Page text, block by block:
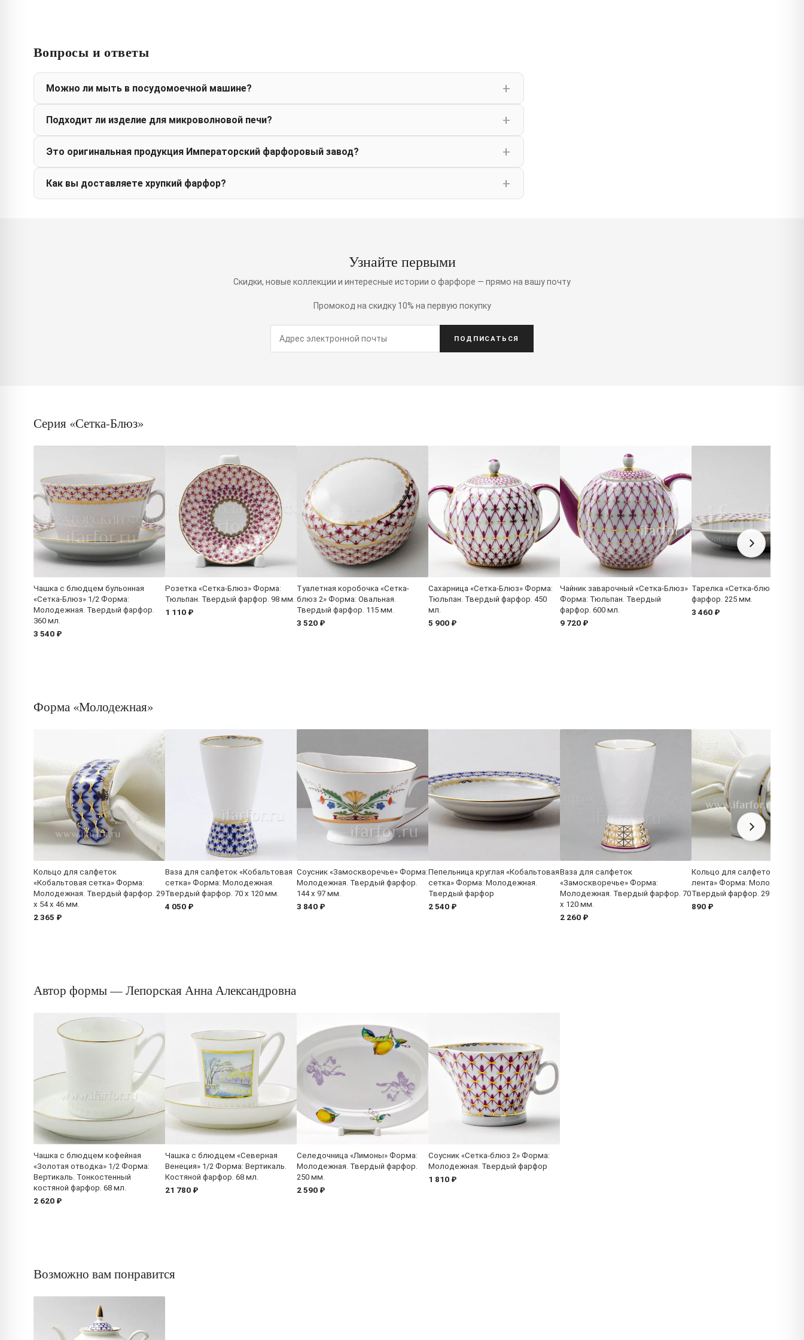
Вопросы и ответы
Можно ли мыть в посудомоечной машине?
Подходит ли изделие для микроволновой печи?
Это оригинальная продукция Императорский фарфоровый завод?
Как вы доставляете хрупкий фарфор?
Узнайте первыми
Скидки, новые коллекции и интересные истории о фарфоре — прямо на вашу почту
Промокод на скидку 10% на первую покупку
ПОДПИСАТЬСЯ
Серия «Сетка-Блюз»
Чашка с блюдцем бульонная
«Сетка-Блюз» 1/2 Форма:
Молодежная. Твердый фарфор.
360 мл.
3 540 ₽
Розетка «Сетка-Блюз» Форма:
Тюльпан. Твердый фарфор. 98 мм.
1 110 ₽
Туалетная коробочка «Сетка-
блюз 2» Форма: Овальная.
Твердый фарфор. 115 мм.
3 520 ₽
Сахарница «Сетка-Блюз» Форма:
Тюльпан. Твердый фарфор. 450
мл.
5 900 ₽
Чайник заварочный «Сетка-Блюз»
Форма: Тюльпан. Твердый
фарфор. 600 мл.
9 720 ₽
Тарелка «Сетка-блюз 2»
фарфор. 225 мм.
3 460 ₽
Форма «Молодежная»
Кольцо для салфеток
«Кобальтовая сетка» Форма:
Молодежная. Твердый фарфор. 29
x 54 x 46 мм.
2 365 ₽
Ваза для салфеток «Кобальтовая
сетка» Форма: Молодежная.
Твердый фарфор. 70 x 120 мм.
4 050 ₽
Соусник «Замоскворечье» Форма:
Молодежная. Твердый фарфор.
144 x 97 мм.
3 840 ₽
Пепельница круглая «Кобальтовая
сетка» Форма: Молодежная.
Твердый фарфор
2 540 ₽
Ваза для салфеток
«Замоскворечье» Форма:
Молодежная. Твердый фарфор. 70
x 120 мм.
2 260 ₽
Кольцо для салфеток
лента» Форма: Молодежная.
Твердый фарфор. 29 x 54 x
890 ₽
Автор формы — Лепорская Анна Александровна
Чашка с блюдцем кофейная
«Золотая отводка» 1/2 Форма:
Вертикаль. Тонкостенный
костяной фарфор. 68 мл.
2 620 ₽
Чашка с блюдцем «Северная
Венеция» 1/2 Форма: Вертикаль.
Костяной фарфор. 68 мл.
21 780 ₽
Селедочница «Лимоны» Форма:
Молодежная. Твердый фарфор.
250 мм.
2 590 ₽
Соусник «Сетка-блюз 2» Форма:
Молодежная. Твердый фарфор
1 810 ₽
Возможно вам понравится